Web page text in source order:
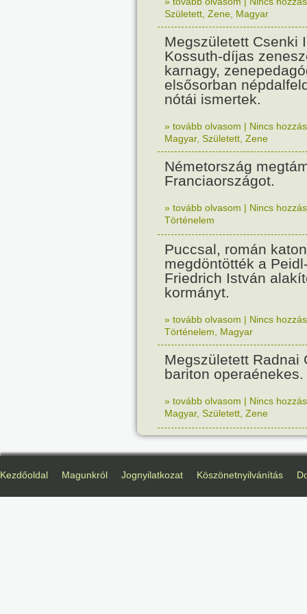
Született Zene Magyar
Megszületett Csenki
Kossuth-díjas
karnagy,
elsősorban
nótái ismertek.
» tovább olvasom | Nincs
Magyar, Született Zene
Németország
Franciaországot.
» tovább olvasom | Nincs
Történelem
Puccsal, román
megdöntötték a
Friedrich István
kormányt.
» tovább olvasom | Nincs
Történelem
Magyar
Megszületett Radnai
bariton operaénekes.
» tovább olvasom | Nincs
Magyar, Született Zene
Kezdőoldal Magunkról Jognyilatkozat Köszönetnyilvánítás